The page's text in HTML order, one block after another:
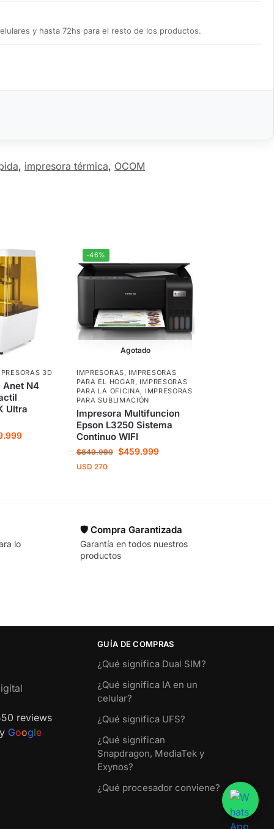
y hasta 72hs para el resto de los productos.
, impresora térmica, OCOM
3D
Anet N4
Ultra
-46%
Agotado
IMPRESORAS, IMPRESORAS
PARA EL HOGAR, IMPRESORAS
PARA LA OFICINA, IMPRESORAS
PARA SUBLIMACIÓN
Impresora Multifuncion
Epson L3250 Sistema
Continuo WIFI
$849.999 $459.999
USD 270
lo
🛡️ Compra Garantizada
Garantía en todos nuestros
productos
reviews
Google
GUÍA DE COMPRAS
¿Qué significa Dual SIM?
¿Qué significa IA en un
celular?
¿Qué significa UFS?
¿Qué significan
Snapdragon, MediaTek y
Exynos?
¿Qué procesador conviene?